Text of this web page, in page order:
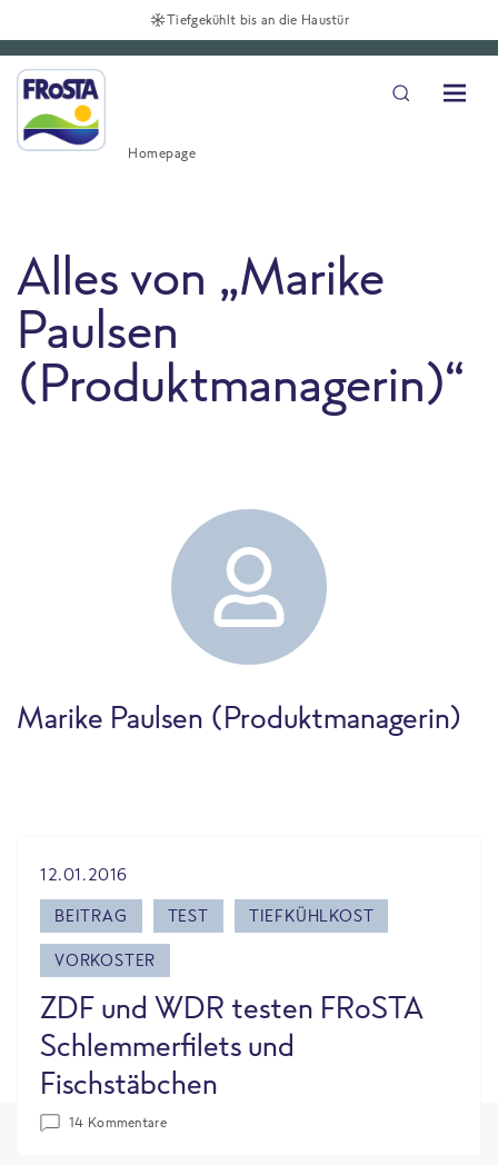
Versandkostenfrei** ab 49€, deutschlandweit
Homepage
Alles von „Marike
Paulsen
(Produktmanagerin)“
Marike Paulsen (Produktmanagerin)
12.01.2016
BEITRAG
TEST TIEFKÜHLKOST
VORKOSTER
ZDF und WDR testen FRoSTA
Schlemmerfilets und
Fischstäbchen
14 Kommentare